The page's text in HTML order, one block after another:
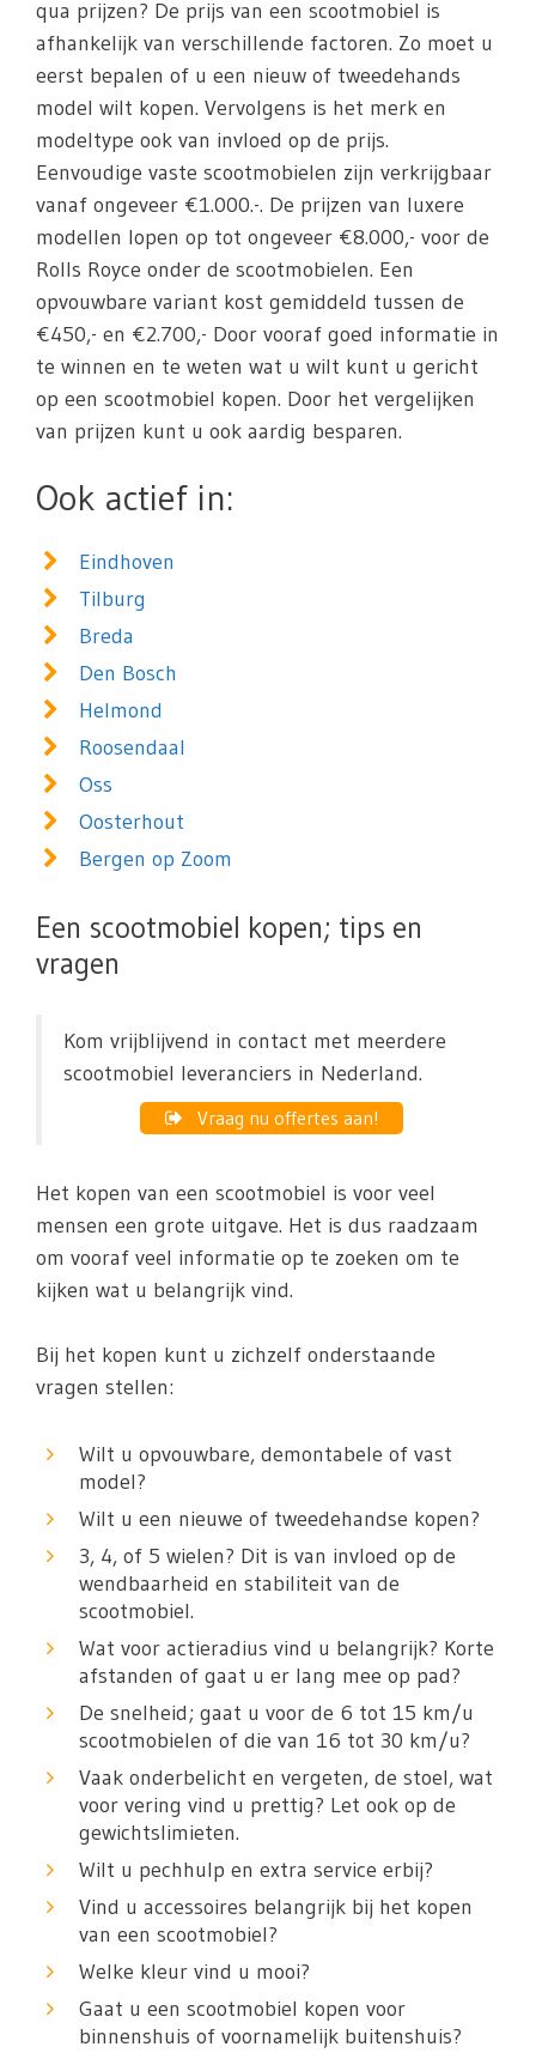
qua prijzen? De prijs van een scootmobiel is
afhankelijk van verschillende factoren. Zo moet u
eerst bepalen of u een nieuw of tweedehands
model wilt kopen. Vervolgens is het merk en
modeltype ook van invloed op de prijs.
Eenvoudige vaste scootmobielen zijn verkrijgbaar
vanaf ongeveer €1.000.-. De prijzen van luxere
modellen lopen op tot ongeveer €8.000,- voor de
Rolls Royce onder de scootmobielen. Een
opvouwbare variant kost gemiddeld tussen de
€450,- en €2.700,- Door vooraf goed informatie in
te winnen en te weten wat u wilt kunt u gericht
op een scootmobiel kopen. Door het vergelijken
van prijzen kunt u ook aardig besparen.
Ook actief in:
Eindhoven
Tilburg
Breda
Den Bosch
Helmond
Roosendaal
Oss
Oosterhout
Bergen op Zoom
Een scootmobiel kopen; tips en
vragen
Kom vrijblijvend in contact met meerdere
scootmobiel leveranciers in Nederland.
Vraag nu offertes aan!
Het kopen van een scootmobiel is voor veel
mensen een grote uitgave. Het is dus raadzaam
om vooraf veel informatie op te zoeken om te
kijken wat u belangrijk vind.
Bij het kopen kunt u zichzelf onderstaande
vragen stellen:
Wilt u opvouwbare, demontabele of vast
model?
Wilt u een nieuwe of tweedehandse kopen?
3, 4, of 5 wielen? Dit is van invloed op de
wendbaarheid en stabiliteit van de
scootmobiel.
Wat voor actieradius vind u belangrijk? Korte
afstanden of gaat u er lang mee op pad?
De snelheid; gaat u voor de 6 tot 15 km/u
scootmobielen of die van 16 tot 30 km/u?
Vaak onderbelicht en vergeten, de stoel, wat
voor vering vind u prettig? Let ook op de
gewichtslimieten.
Wilt u pechhulp en extra service erbij?
Vind u accessoires belangrijk bij het kopen
van een scootmobiel?
Welke kleur vind u mooi?
Gaat u een scootmobiel kopen voor
binnenshuis of voornamelijk buitenshuis?